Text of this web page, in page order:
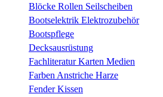
Blöcke Rollen Seilscheiben
Bootselektrik Elektrozubehör
Bootspflege
Decksausrüstung
Fachliteratur Karten Medien
Farben Anstriche Harze
Fender Kissen